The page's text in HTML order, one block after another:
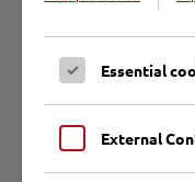
in Osnabrück zu
Domsfreiheit sind
Hörsaal im Erdgeschoss
Unitas-Haus
Essential
External